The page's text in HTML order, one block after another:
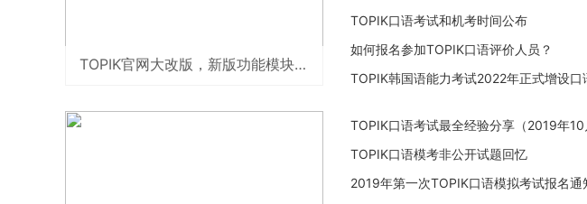
TOPIK官网大改版，新版功能模块全面介绍
TOPIK口语考试和机考时间公布
如何报名参加TOPIK口语评价人员？
TOPIK韩国语能力考试2022年正式增设口
TOPIK口语考试最全经验分享（2019年10
TOPIK口语模考非公开试题回忆
2019年第一次TOPIK口语模拟考试报名通